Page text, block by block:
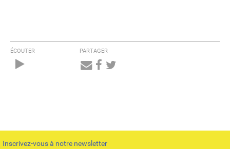
ÉCOUTER PARTAGER
Inscrivez-vous à notre newsletter